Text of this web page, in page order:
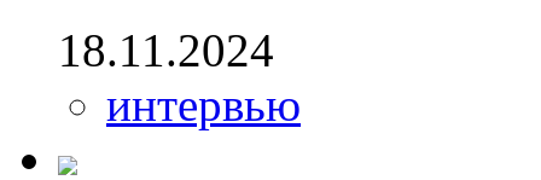
18.11.2024
интервью